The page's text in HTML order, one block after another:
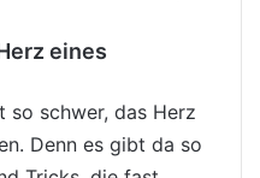
eines
so schwer, das Herz
Denn es gibt da so